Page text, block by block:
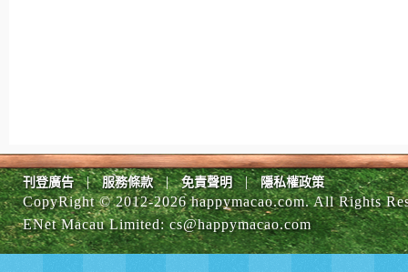
刊登廣告 | 服務條款 | 免責聲明 | 隱私權政策
CopyRight © 2012-2026 happymacao.com. All Rights
ENet Macau Limited:cs@happymacao.com